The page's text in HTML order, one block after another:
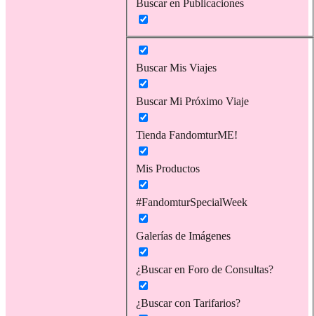
Buscar en Publicaciones
Buscar Mis Viajes
Buscar Mi Próximo Viaje
Tienda FandomturME!
Mis Productos
#FandomturSpecialWeek
Galerías de Imágenes
¿Buscar en Foro de Consultas?
¿Buscar con Tarifarios?